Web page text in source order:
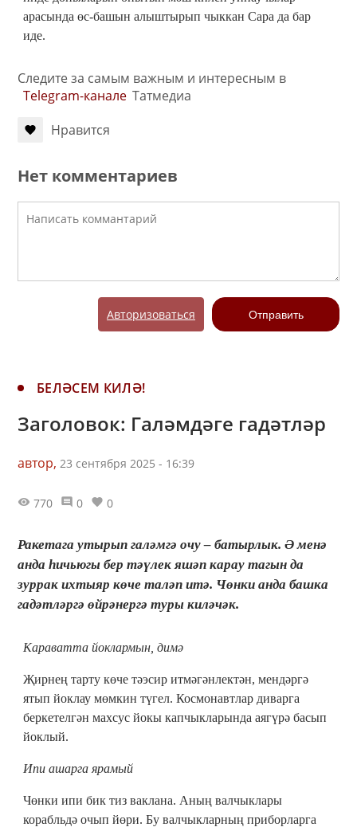
арасында өс-башын алыштырып чыккан Сара да бар
иде.
Следите за самым важным и интересным в
Telegram-канале Татмедиа
Нравится
Нет комментариев
Авторизоваться Отправить
БЕЛӘСЕМ КИЛӘ!
Заголовок: Галәмдәге гадәтләр
автор, 23 сентября 2025 - 16:39
770 0 0
Ракетага утырып галәмгә очу – батырлык. Ә менә
анда һичьюгы бер тәүлек яшәп карау тагын да
зуррак ихтыяр көче таләп итә. Чөнки анда башка
гадәтләргә өйрәнергә туры киләчәк.
Караватта йоклармын, димә
Җирнең тарту көче тәэсир итмәгәнлектән, мендәргә
ятып йоклау мөмкин түгел. Космонавтлар диварга
беркетелгән махсус йокы капчыкларында аягүрә басып
йоклый.
Ипи ашарга ярамый
Чөнки ипи бик тиз ваклана. Аның валчыклары
корабльдә очып йөри. Бу валчыкларның приборларга